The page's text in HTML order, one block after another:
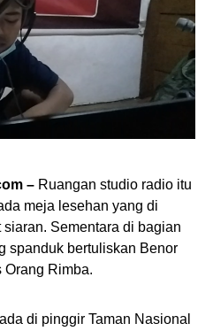
– Ruangan studio radio itu
meja lesehan yang di
Sementara di bagian
spanduk bertuliskan Benor
Orang Rimba.
di pinggir Taman Nasional